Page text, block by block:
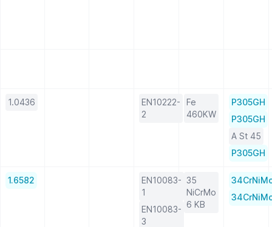
1.0436
EN10222-
2
Fe
460KW
P305GH
P305GH
A St 45
P305GH
1.6582
EN10083-
1
EN10083-
3
35
NiCrMo
6 KB